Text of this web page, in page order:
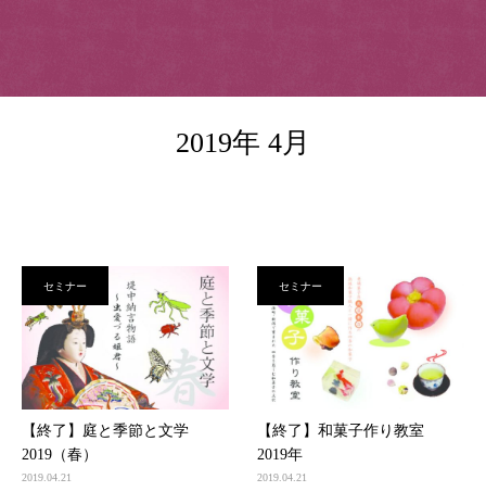
2019年 4月
セミナー
【終了】庭と季節と文学
2019（春）
2019.04.21
セミナー
【終了】和菓子作り教室
2019年
2019.04.21